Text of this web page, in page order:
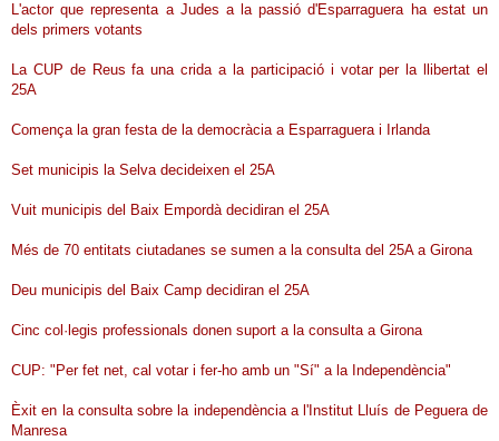
L'actor que representa a Judes a la passió d'Esparraguera ha estat un
dels primers votants
La CUP de Reus fa una crida a la participació i votar per la llibertat el
25A
Comença la gran festa de la democràcia a Esparraguera i Irlanda
Set municipis la Selva decideixen el 25A
Vuit municipis del Baix Empordà decidiran el 25A
Més de 70 entitats ciutadanes se sumen a la consulta del 25A a Girona
Deu municipis del Baix Camp decidiran el 25A
Cinc col·legis professionals donen suport a la consulta a Girona
CUP: "Per fet net, cal votar i fer-ho amb un "Sí" a la Independència"
Èxit en la consulta sobre la independència a l'Institut Lluís de Peguera de
Manresa